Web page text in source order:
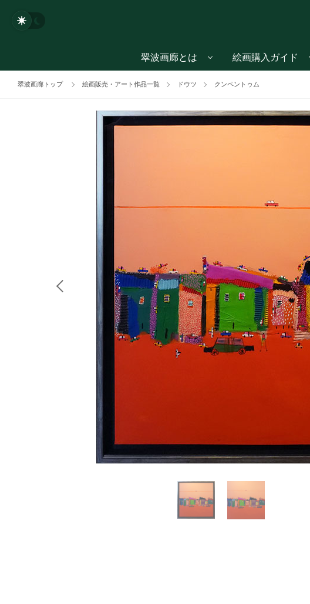
翠波画廊とは 絵画購入ガイド
翠波画廊トップ 絵画販売・アート作品一覧 ドウツ クンペントゥム